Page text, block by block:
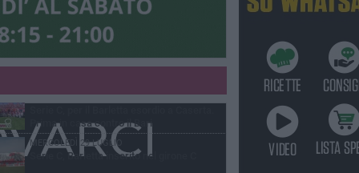
SABATO 1 AGOSTO
Trani 4-1 in amichevole
Barletta 1922: un avvio tostissimo e
GIOVEDÌ 30 LUGLIO
Prima in casa contro il Bari
MERCOLEDÌ 29 LUGLIO
Serie C, Barletta inserito nel girone C